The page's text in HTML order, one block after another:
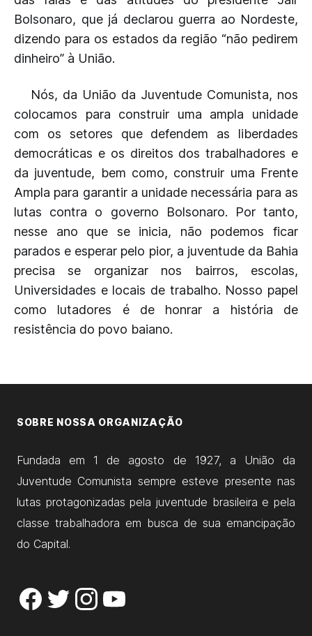
Bolsonaro, que já declarou guerra ao Nordeste,
dizendo para os estados da região “não pedirem
dinheiro” à União.
Nós, da União da Juventude Comunista, nos
colocamos para construir uma ampla unidade
com os setores que defendem as liberdades
democráticas e os direitos dos trabalhadores e
da juventude, bem como, construir uma Frente
Ampla para garantir a unidade necessária para as
lutas contra o governo Bolsonaro. Por tanto,
nesse ano que se inicia, não podemos ficar
parados e esperar pelo pior, a juventude da Bahia
precisa se organizar nos bairros, escolas,
Universidades e locais de trabalho. Nosso papel
como lutadores é de honrar a história de
resistência do povo baiano.
SOBRE NOSSA ORGANIZAÇÃO
Fundada em 1 de agosto de 1927, a União da
Juventude Comunista sempre esteve presente nas
lutas protagonizadas pela juventude brasileira e pela
classe trabalhadora em busca de sua emancipação
do Capital.